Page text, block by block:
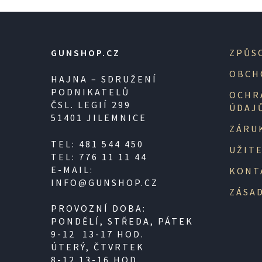
GUNSHOP.CZ
HAJNA – SDRUŽENÍ
PODNIKATELŮ
ČSL. LEGIÍ 299
51401 JILEMNICE
TEL: 481 544 450
TEL: 776 11 11 44
E-MAIL:
INFO@GUNSHOP.CZ
PROVOZNÍ DOBA:
PONDĚLÍ, STŘEDA, PÁTEK
9-12 13-17 HOD.
ÚTERÝ, ČTVRTEK